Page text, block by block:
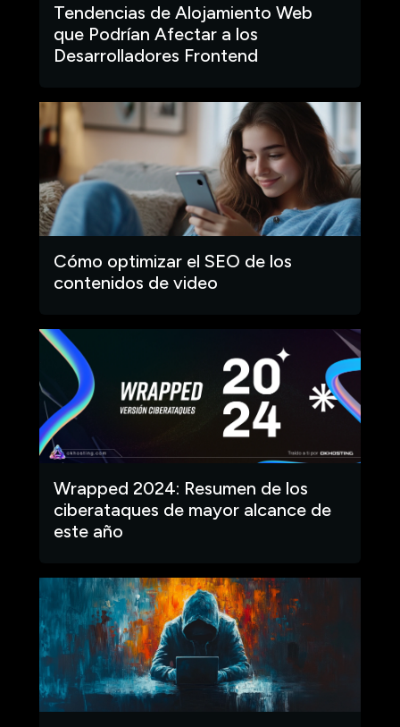
Tendencias de Alojamiento Web
que Podrían Afectar a los
Desarrolladores Frontend
Cómo optimizar el SEO de los
contenidos de video
Wrapped 2024: Resumen de los
ciberataques de mayor alcance de
este año